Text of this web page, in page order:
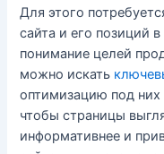
Для этого
сайта и его позиций
понимание целей
можно искать
оптимизацию под
чтобы страницы
информативнее и